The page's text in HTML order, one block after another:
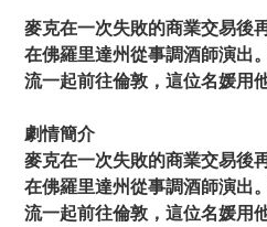
麥克在一次失敗的商業交易後
在佛羅里達州從事調酒師演出
流一起前往倫敦，這位名媛用
劇情簡介
麥克在一次失敗的商業交易後
在佛羅里達州從事調酒師演出
流一起前往倫敦，這位名媛用